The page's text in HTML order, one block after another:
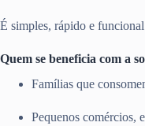
É simples, rápido e
Quem se beneficia com a
Famílias que
Pequenos comércios,